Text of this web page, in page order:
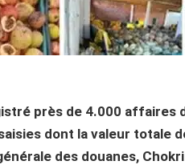
près de 4.000 affaires
dont la valeur totale
des douanes,